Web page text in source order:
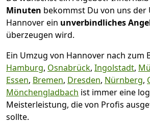
Minuten bekommst Du von uns der
Hannover ein unverbindliches
überzeugen wird.
Ein Umzug von Hannover nach zum
Hamburg, Osnabrück, Ingolstadt,
Essen, Bremen, Dresden, Nürnberg,
Mönchen­gladbach ist immer eine
Meisterleistung, die von Profis
sollte.